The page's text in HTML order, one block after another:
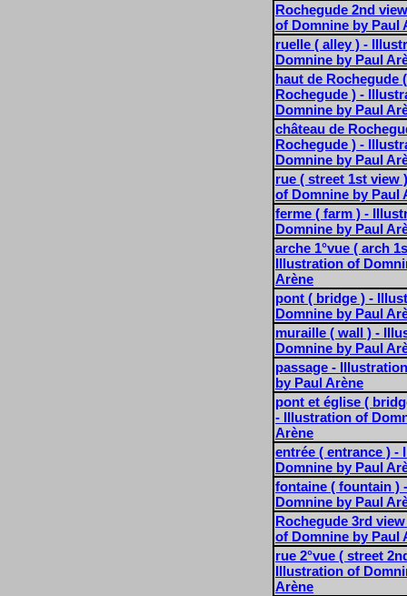
Rochegude 2nd
of Domnine by Paul
ruelle ( alley ) -
Domnine by Paul
haut de Rochegude
Rochegude ) -
Domnine by Paul
château de
Rochegude ) -
Domnine by Paul
rue ( street 1st view
of Domnine by Paul
ferme ( farm ) -
Domnine by Paul
arche 1°vue ( arch
Illustration of
Arène
pont ( bridge ) -
Domnine by Paul
muraille ( wall ) -
Domnine by Paul
passage -
by Paul Arène
pont et église (
- Illustration of
Arène
entrée ( entrance ) -
Domnine by Paul
fontaine ( fountain )
Domnine by Paul
Rochegude 3rd
of Domnine by Paul
rue 2°vue ( street
Illustration of
Arène